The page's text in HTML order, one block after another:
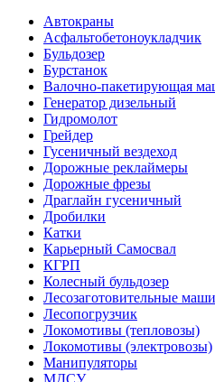
Автокраны
Асфальтобетоноукладчик
Бульдозер
Бурстанок
Валочно-пакетирующая
Генератор дизельный
Гидромолот
Грейдер
Гусеничный вездеход
Дорожные реклаймеры
Дорожные фрезы
Драглайн гусеничный
Дробилки
Катки
Карьерный Самосвал
КГРП
Колесный бульдозер
Лесозаготовительные
Лесопогрузчик
Локомотивы (тепловозы)
Локомотивы (электровозы)
Манипуляторы